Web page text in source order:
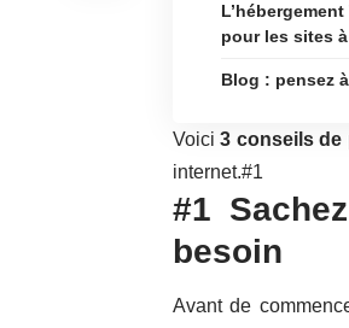
pour les sites
Blog : pensez
Voici3 conseils de
internet.#1
#1
besoin
Avant de